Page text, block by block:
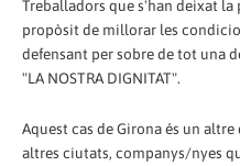
Treballadors que s'han deixat
propòsit de millorar les
defensant per sobre de tot una
"LA NOSTRA DIGNITAT".
Aquest cas de Girona és un
altres ciutats, companys/nyes